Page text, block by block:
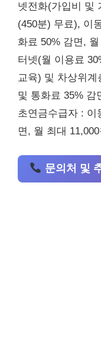
넷전화(가입비 및
(450분) 무료), 이
화료 50% 감면,
터넷(월 이용료
교육) 및 차상위계
및 통화료 35% 감
초연금수급자 : 이
면, 월 최대
문의처 및